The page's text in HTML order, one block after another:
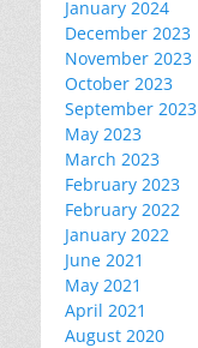
January 2024
December 2023
November 2023
October 2023
September 2023
May 2023
March 2023
February 2023
February 2022
January 2022
June 2021
May 2021
April 2021
August 2020